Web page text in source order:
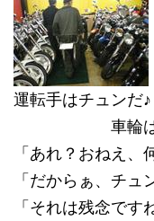
運転手はチュンだ♪
車輪はジャ
「あれ？おねえ
「だからぁ、チュ
「それは残念で